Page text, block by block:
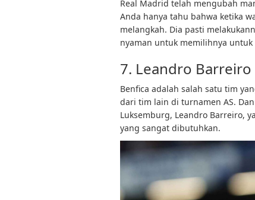
Real Madrid telah mengubah
Anda hanya tahu bahwa ketika
melangkah. Dia pasti
nyaman untuk memilihnya
7. Leandro Barreiro
Benfica adalah salah satu tim
dari tim lain di turnamen AS.
Luksemburg, Leandro Barreiro,
yang sangat dibutuhkan.